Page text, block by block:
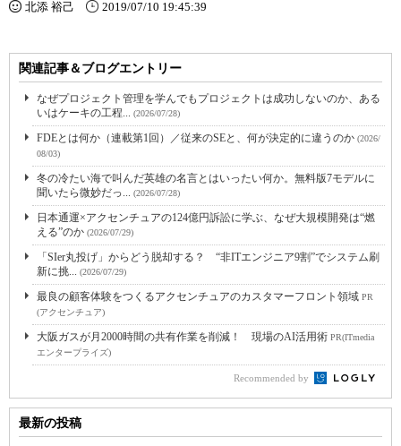
北添 裕己 2019/07/10 19:45:39
関連記事＆ブログエントリー
なぜプロジェクト管理を学んでもプロジェクトは成功しないのか、ある
いはケーキの工程... (2026/07/28)
FDEとは何か（連載第1回）／従来のSEと、何が決定的に違うのか (2026/
08/03)
冬の冷たい海で叫んだ英雄の名言とはいったい何か。無料版7モデルに
聞いたら微妙だっ... (2026/07/28)
日本通運×アクセンチュアの124億円訴訟に学ぶ、なぜ大規模開発は“燃
える”のか (2026/07/29)
「SIer丸投げ」からどう脱却する？ “非ITエンジニア9割”でシステム刷
新に挑... (2026/07/29)
最良の顧客体験をつくるアクセンチュアのカスタマーフロント領域 PR
(アクセンチュア)
大阪ガスが月2000時間の共有作業を削減！ 現場のAI活用術 PR(ITmedia
エンタープライズ)
Recommended by
最新の投稿